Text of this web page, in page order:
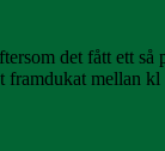
det fått ett
framdukat mellan